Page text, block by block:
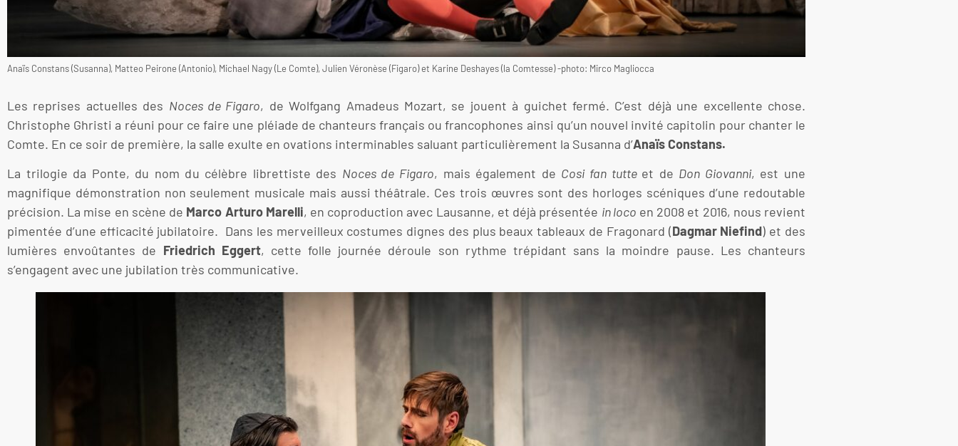
Anaïs Constans (Susanna), Matteo Peirone (Antonio), Michael Nagy (Le Comte), Julien Véronèse (Figaro) et Karine Deshayes (la Comtesse) -photo: Mirco Magliocca
Les reprises actuelles des Noces de Figaro, de Wolfgang Amadeus Mozart, se jouent à guichet fermé. C’est déjà une excellente chose.
Christophe Ghristi a réuni pour ce faire une pléiade de chanteurs français ou francophones ainsi qu’un nouvel invité capitolin pour chanter le
Comte. En ce soir de première, la salle exulte en ovations interminables saluant particulièrement la Susanna d’Anaïs Constans.
La trilogie da Ponte, du nom du célèbre librettiste des Noces de Figaro, mais également de Cosi fan tutte et de Don Giovanni, est une
magnifique démonstration non seulement musicale mais aussi théâtrale. Ces trois œuvres sont des horloges scéniques d’une redoutable
précision. La mise en scène de Marco Arturo Marelli, en coproduction avec Lausanne, et déjà présentée in loco en 2008 et 2016, nous revient
pimentée d’une efficacité jubilatoire. Dans les merveilleux costumes dignes des plus beaux tableaux de Fragonard (Dagmar Niefind) et des
lumières envoûtantes de Friedrich Eggert, cette folle journée déroule son rythme trépidant sans la moindre pause. Les chanteurs
s’engagent avec une jubilation très communicative.